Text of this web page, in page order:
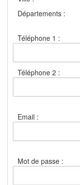
Départements :
Téléphone 1 :
Téléphone 2 :
Email :
Mot de passe :